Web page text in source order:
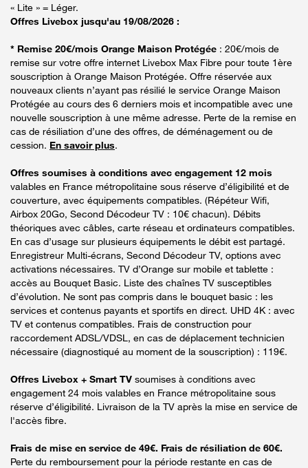
« Lite » = Léger.
Offres Livebox jusqu'au 19/08/2026 :
* Remise 20€/mois Orange Maison Protégée : 20€/mois de
remise sur votre offre internet Livebox Max Fibre pour toute 1ère
souscription à Orange Maison Protégée. Offre réservée aux
nouveaux clients n’ayant pas résilié le service Orange Maison
Protégée au cours des 6 derniers mois et incompatible avec une
nouvelle souscription à une même adresse. Perte de la remise en
cas de résiliation d’une des offres, de déménagement ou de
cession. En savoir plus.
Offres soumises à conditions avec engagement 12 mois
valables en France métropolitaine sous réserve d’éligibilité et de
couverture, avec équipements compatibles. (Répéteur Wifi,
Airbox 20Go, Second Décodeur TV : 10€ chacun). Débits
théoriques avec câbles, carte réseau et ordinateurs compatibles.
En cas d’usage sur plusieurs équipements le débit est partagé.
Enregistreur Multi-écrans, Second Décodeur TV, options avec
activations nécessaires. TV d’Orange sur mobile et tablette :
accès au Bouquet Basic. Liste des chaînes TV susceptibles
d’évolution. Ne sont pas compris dans le bouquet basic : les
services et contenus payants et sportifs en direct. UHD 4K : avec
TV et contenus compatibles. Frais de construction pour
raccordement ADSL/VDSL, en cas de déplacement technicien
nécessaire (diagnostiqué au moment de la souscription) : 119€.
Offres Livebox + Smart TV soumises à conditions avec
engagement 24 mois valables en France métropolitaine sous
réserve d’éligibilité. Livraison de la TV après la mise en service de
l'accès fibre.
Frais de mise en service de 49€. Frais de résiliation de 60€.
Perte du remboursement pour la période restante en cas de